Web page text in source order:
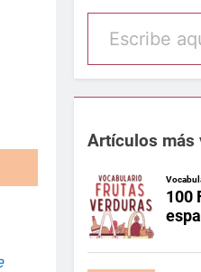
Escribe aquí tu email
Artículos más